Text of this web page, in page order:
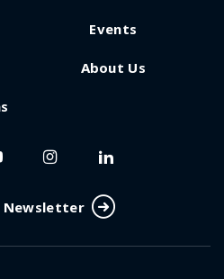
Events
About Us
Newsletter